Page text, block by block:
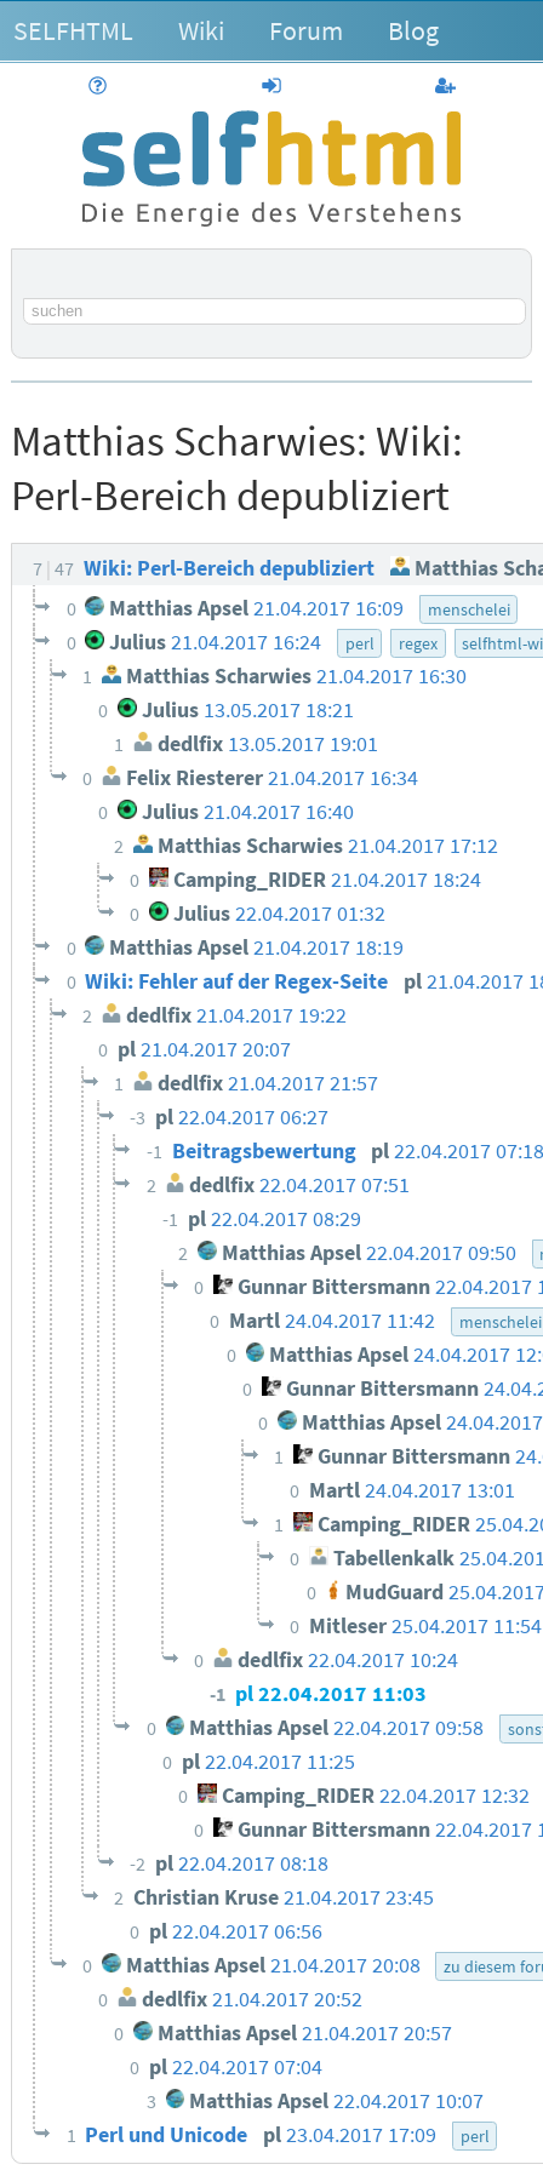
SELFHTML Wiki Forum Blog
anmelden
Suchbegriff
Matthias Scharwies: Wiki:
Perl-Bereich depubliziert
7 47 Wiki: Perl-Bereich depubliziert Matthias
0 Matthias Apsel21.04.2017 16:09 menschelei
0 Julius21.04.2017 16:24 perl regex selfhtml-
1 Matthias Scharwies 21.04.2017 16:30
0 Julius 13.05.2017 18:21
1 dedlfix 13.05.2017 19:01
0 Felix Riesterer 21.04.2017 16:34
0 Julius21.04.2017 16:40
2 Matthias Scharwies21.04.2017 17:12
0 Camping_RIDER21.04.2017 18:24
0 Julius22.04.2017 01:32
0 Matthias Apsel21.04.2017 18:19
0 Wiki: Fehler auf der Regex-Seite pl21.04.2017
2 dedlfix 21.04.2017 19:22
0 pl21.04.2017 20:07
1 dedlfix21.04.2017 21:57
-3 pl22.04.2017 06:27
-1 Beitragsbewertung pl22.04.2017
2 dedlfix22.04.2017 07:51
-1 pl22.04.2017 08:29
2 Matthias Apsel22.04.2017 09:50
0 Gunnar Bittersmann22.04.2017
0 Martl24.04.2017 11:42 menschelei
0 Matthias Apsel24.04.2017
0 Gunnar Bittersmann
0 Matthias Apsel
1 Gunnar Bittersmann
0 Martl24.04.2017 13:01
1 Camping_RIDER
0 Tabellenkalk
0 MudGuard
0 Mitleser25.04.2017 11:54
0 dedlfix22.04.2017 10:24
-1 pl22.04.2017 11:03
0 Matthias Apsel22.04.2017 09:58
0 pl22.04.2017 11:25
0 Camping_RIDER22.04.2017 12:32
0 Gunnar Bittersmann22.04.2017
-2 pl22.04.2017 08:18
2 Christian Kruse21.04.2017 23:45
0 pl22.04.2017 06:56
0 Matthias Apsel 21.04.2017 20:08 zu diesem
0 dedlfix21.04.2017 20:52
0 Matthias Apsel21.04.2017 20:57
0 pl22.04.2017 07:04
3 Matthias Apsel22.04.2017 10:07
1 Perl und Unicode pl23.04.2017 17:09 perl